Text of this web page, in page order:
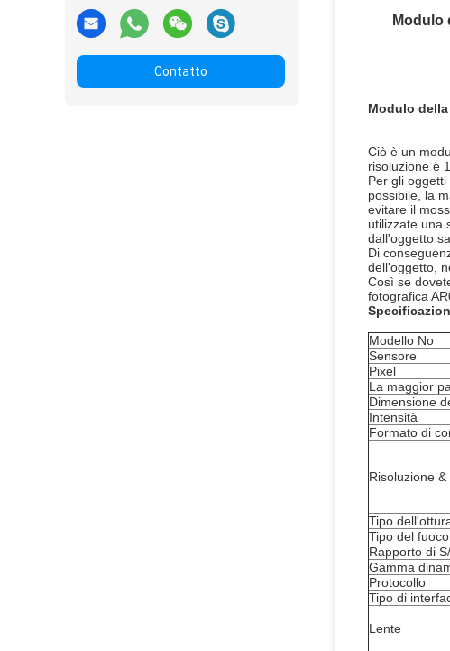
Contatto
Modulo
Modulo
Ciò è un
risoluzione è
Per gli
possibile, la
evitare il
utilizzate una
dall'oggetto
Di
dell'oggetto,
Così se
fotografica
Modello No
Sensore
Pixel
La maggior
Dimensione
Intensità
Formato di
Risoluzione
Tipo
Tipo del fuoco
Rapporto di
Gamma
Protocollo
Tipo di
Lente